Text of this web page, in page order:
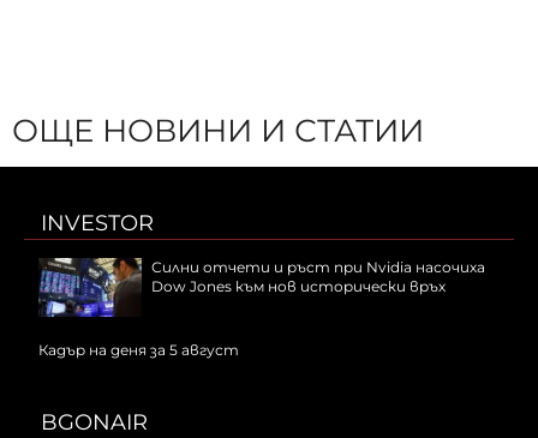
ОЩЕ НОВИНИ И СТАТИИ
INVESTOR
Силни отчети и ръст при Nvidia насочиха
Dow Jones към нов исторически връх
Кадър на деня за 5 август
BGONAIR